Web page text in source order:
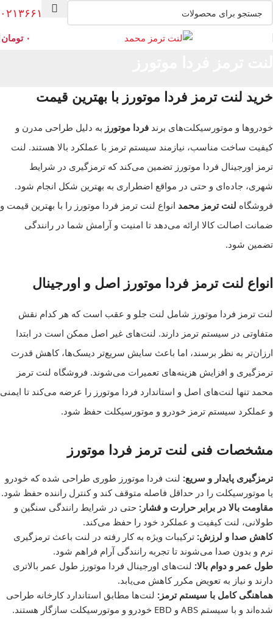
۰۲۱۳۶۶۱۳۰۰۸
۰ تومان
خرید لنت ترمز فردا موتورز با بهترین قیمت
خودروها و موتورسیکلت‌های برند فردا موتورز به دلیل طراحی مدرن و
کیفیت ساخت مناسب، نیازمند سیستم ترمز با عملکرد بالا هستند. لنت
ترمز اورجینال فردا موتورز تضمین می‌کند که ترمزگیری در شرایط
شهری، جاده‌ای و حتی در مواقع اضطراری به بهترین شکل انجام شود.
فروشگاه لنت ترمز محمد انواع لنت ترمز فردا موتورز را با بهترین قیمت و
ضمانت اصالت کالا ارائه می‌دهد تا امنیت و آرامش شما در رانندگی
تضمین شود.
انواع لنت ترمز فردا موتورز اصل و اورجینال
لنت ترمز فردا موتورز شامل لنت جلو و عقب است که هر کدام نقش
متفاوتی در سیستم ترمز دارند. لنت‌های غیر اصل ممکن است در ابتدا
ارزان‌تر به نظر برسند، اما باعث سایش سریع‌تر دیسک‌ها، کاهش قدرت
ترمزگیری و افزایش هزینه‌های تعمیرات می‌شوند. فروشگاه لنت ترمز
محمد تنها لنت‌های اصل و استاندارد فردا موتورز را عرضه می‌کند تا ایمنی
و عملکرد سیستم ترمز خودرو و موتورسیکلت حفظ شود.
مشخصات فنی لنت ترمز فردا موتورز
ترمزگیری پایدار و سریع: لنت فردا موتورز طوری طراحی شده که خودرو
یا موتورسیکلت را در حداقل فاصله متوقف کند و کنترل راننده حفظ شود.
مقاومت بالا در برابر حرارت و فشار: حتی در شرایط رانندگی سنگین و
طولانی، لنت کیفیت و عملکرد خود را حفظ می‌کند.
کاهش صدا و لرزش: ترکیبات ویژه به کار رفته در لنت باعث ترمزگیری
نرم و بدون صدا می‌شوند تا تجربه رانندگی آرام فراهم شود.
طول عمر و دوام بالا: لنت‌های اورجینال فردا موتورز طول عمر بالاتری
دارند و نیاز به تعویض مکرر کاهش می‌یابد.
هماهنگی کامل با سیستم ترمز: لنت‌ها مطابق استاندارد کارخانه طراحی
شده‌اند و با سیستم ABS و EBD خودرو و موتورسیکلت سازگار هستند.